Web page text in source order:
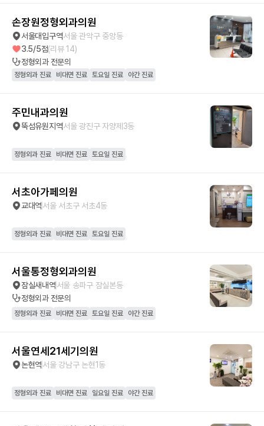
손장원정형외과의원
서울대입구역서울 관악구 중앙동
3.5/5점(리뷰14)
정형외과전문의
정형외과 진료 비대면 진료 토요일 진료 야간 진료
주민내과의원
뚝섬유원지역서울 광진구 자양제3동
정형외과 진료 비대면 진료 토요일 진료
서초아가페의원
교대역서울 서초구 서초4동
정형외과 진료 비대면 진료 토요일 진료
서울통정형외과의원
잠실새내역서울 송파구 잠실본동
정형외과전문의
정형외과 진료 비대면 진료 토요일 진료 야간 진료
서울연세21세기의원
논현역서울 강남구 논현1동
정형외과 진료 비대면 진료 일요일 진료 야간 진료